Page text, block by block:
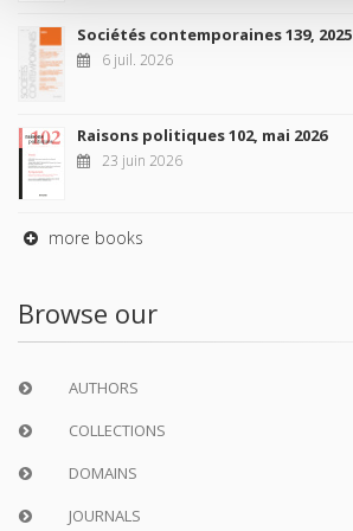
Sociétés contemporaines 139, 2025
6 juil. 2026
Raisons politiques 102, mai 2026
23 juin 2026
more books
Browse our
AUTHORS
COLLECTIONS
DOMAINS
JOURNALS